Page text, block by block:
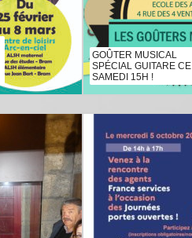
GOÛTER MUSICAL
SPÉCIAL GUITARE CE
SAMEDI 15H !